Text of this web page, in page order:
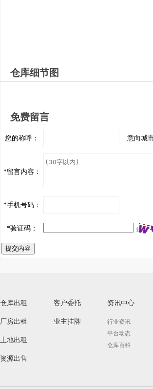
仓库细节图
免费留言
您的称呼： 意向城
*留言内容：
*手机号码：
*验证码：
提交内容
仓库出租
厂房出租
土地出租
资源出售
客户委托
业主挂牌
资讯中心
行业资讯
平台动态
仓库百科